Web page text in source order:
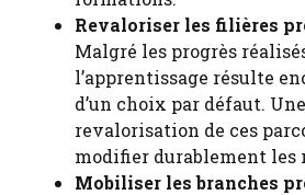
Revaloriser les filières
Malgré les progrès
l’apprentissage résulte
d’un choix par défaut.
revalorisation de ces
modifier durablement les
Mobiliser les branches